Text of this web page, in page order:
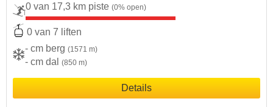
0 van 17,3 km piste (0% open)
0 van 7 liften
- cm berg (1571 m)
- cm dal (850 m)
Details